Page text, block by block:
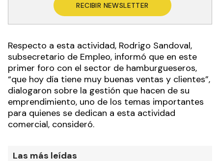
RECIBIR NEWSLETTER
Respecto a esta actividad, Rodrigo Sandoval,
subsecretario de Empleo, informó que en este
primer foro con el sector de hamburgueseros,
“que hoy día tiene muy buenas ventas y clientes”,
dialogaron sobre la gestión que hacen de su
emprendimiento, uno de los temas importantes
para quienes se dedican a esta actividad
comercial, consideró.
Las más leídas